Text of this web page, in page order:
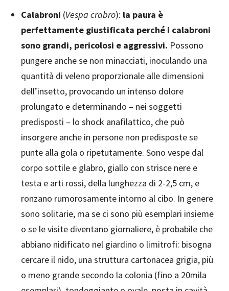
Calabroni (Vespa crabro): la paura è
perfettamente giustificata perché i calabroni
sono grandi, pericolosi e aggressivi. Possono
pungere anche se non minacciati, inoculando una
quantità di veleno proporzionale alle dimensioni
dell’insetto, provocando un intenso dolore
prolungato e determinando – nei soggetti
predisposti – lo shock anafilattico, che può
insorgere anche in persone non predisposte se
punte alla gola o ripetutamente. Sono vespe dal
corpo sottile e glabro, giallo con strisce nere e
testa e arti rossi, della lunghezza di 2-2,5 cm, e
ronzano rumorosamente intorno al cibo. In genere
sono solitarie, ma se ci sono più esemplari insieme
o se le visite diventano giornaliere, è probabile che
abbiano nidificato nel giardino o limitrofi: bisogna
cercare il nido, una struttura cartonacea grigia, più
o meno grande secondo la colonia (fino a 20mila